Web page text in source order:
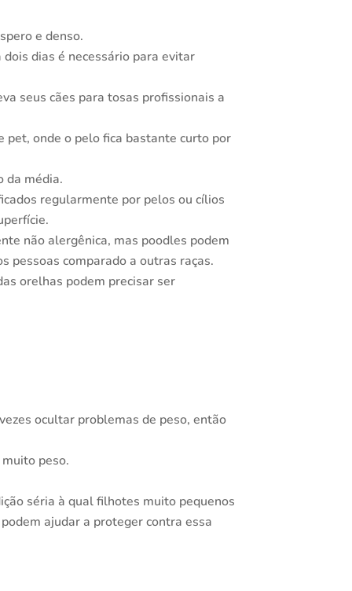
e denso.
dois dias é necessário para evitar
seus cães para tosas profissionais a
pet, onde o pelo fica bastante curto por
da média.
regularmente por pelos ou cílios
não alergênica, mas poodles podem
pessoas comparado a outras raças.
orelhas podem precisar ser
ocultar problemas de peso, então
peso.
séria à qual filhotes muito pequenos
ajudar a proteger contra essa